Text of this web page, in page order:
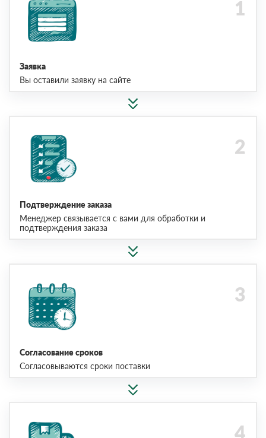
Заявка
Вы оставили заявку на сайте
Подтверждение заказа
Менеджер связывается с вами для обработки и
подтверждения заказа
Согласование сроков
Согласовываются сроки поставки